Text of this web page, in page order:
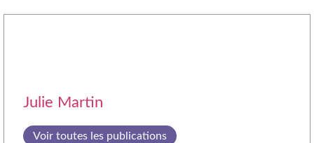
Julie Martin
Voir toutes les publications